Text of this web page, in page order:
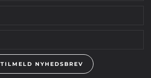
TILMELD NYHEDSBREV